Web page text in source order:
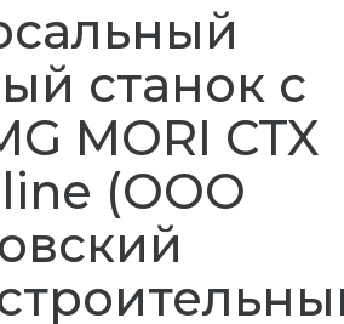
станок с
MORI CTX
(ООО